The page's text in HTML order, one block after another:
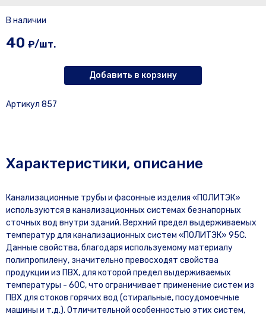
В наличии
40 ₽/шт.
Добавить в корзину
Артикул 857
Характеристики, описание
Канализационные трубы и фасонные изделия «ПОЛИТЭК»
используются в канализационных системах безнапорных
сточных вод внутри зданий. Верхний предел выдерживаемых
температур для канализационных систем «ПОЛИТЭК» 95С.
Данные свойства, благодаря используемому материалу
полипропилену, значительно превосходят свойства
продукции из ПВХ, для которой предел выдерживаемых
температуры - 60С, что ограничивает применение систем из
ПВХ для стоков горячих вод (стиральные, посудомоечные
машины и т.д.). Отличительной особенностью этих систем,